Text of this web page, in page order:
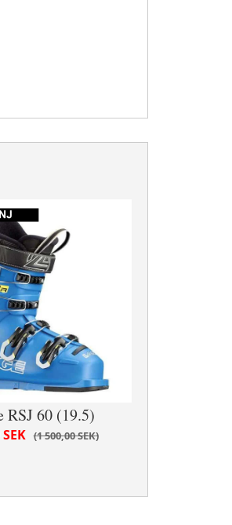
RSJ 60 (19.5)
1 500,00 SEK